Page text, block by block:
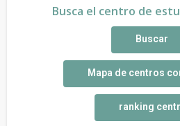
Busca el centro de
Buscar
Mapa de centros
ranking